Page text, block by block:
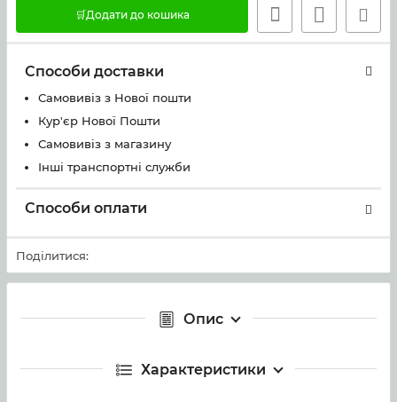
🛒Додати до кошика
Способи доставки
Самовивіз з Нової пошти
Кур'єр Нової Пошти
Самовивіз з магазину
Інші транспортні служби
Способи оплати
Поділитися:
Опис
Характеристики